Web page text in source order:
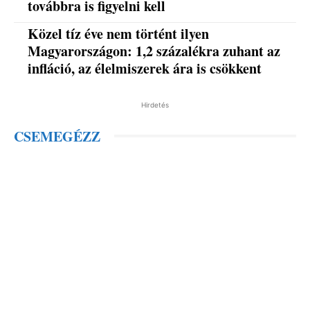
továbbra is figyelni kell
Közel tíz éve nem történt ilyen
Magyarországon: 1,2 százalékra zuhant az
infláció, az élelmiszerek ára is csökkent
Hirdetés
CSEMEGÉZZ